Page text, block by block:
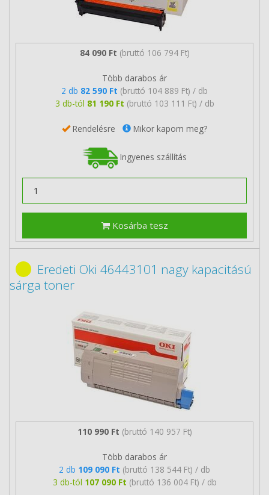
84 090 Ft (bruttó 106 794 Ft)
Több darabos ár
2 db 82 590 Ft (bruttó 104 889 Ft) / db
3 db-tól 81 190 Ft (bruttó 103 111 Ft) / db
Rendelésre Mikor kapom meg?
Ingyenes szállítás
Kosárba tesz
Eredeti Oki 46443101 nagy kapacitású
sárga toner
110 990 Ft (bruttó 140 957 Ft)
Több darabos ár
2 db 109 090 Ft (bruttó 138 544 Ft) / db
3 db-tól 107 090 Ft (bruttó 136 004 Ft) / db